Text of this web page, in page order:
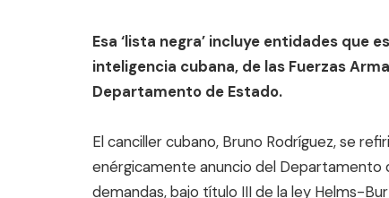
Esa ‘lista negra’ incluye entidades que
inteligencia cubana, de las Fuerzas
Departamento de Estado.
El canciller cubano, Bruno Rodríguez, se
enérgicamente anuncio del Departamento
demandas, bajo título III de la ley Helms-